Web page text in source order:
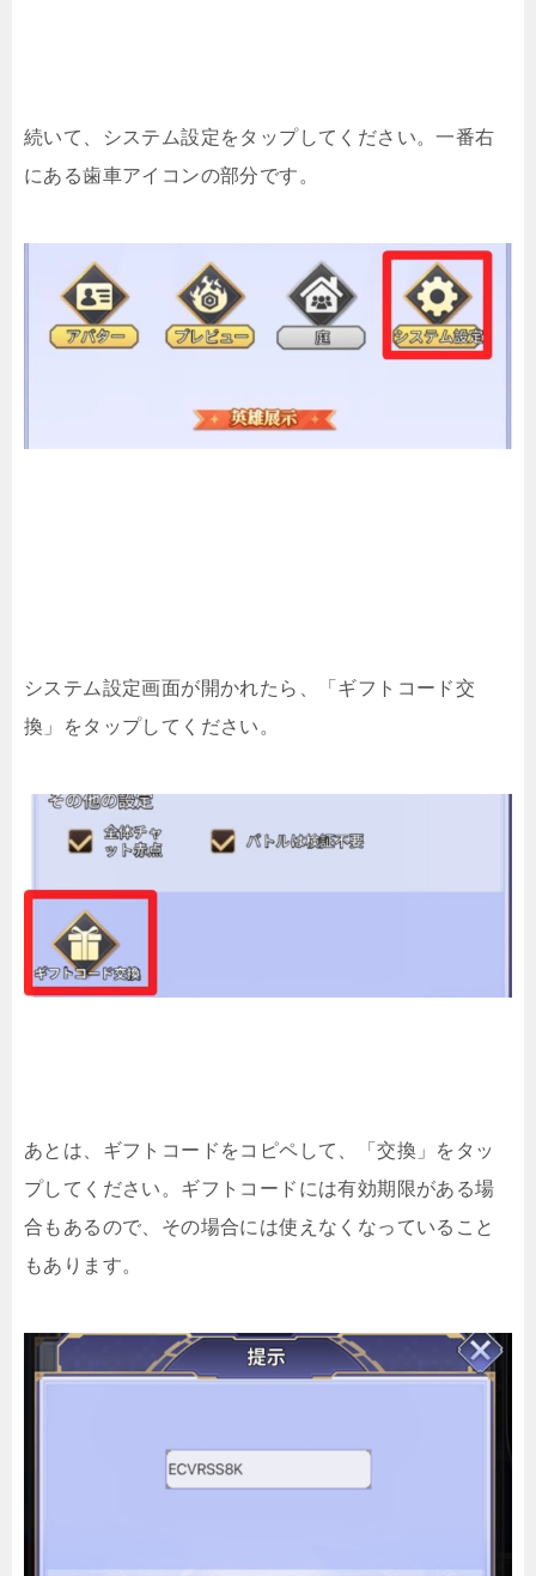
続いて、システム設定をタップしてください。一番右
にある歯車アイコンの部分です。
システム設定画面が開かれたら、「ギフトコード交
換」をタップしてください。
あとは、ギフトコードをコピペして、「交換」をタッ
プしてください。ギフトコードには有効期限がある場
合もあるので、その場合には使えなくなっていること
もあります。